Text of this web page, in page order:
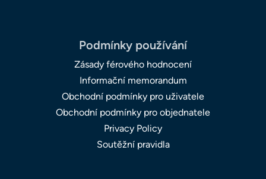
Podmínky používání
Zásady férového hodnocení
Informační memorandum
Obchodní podmínky pro uživatele
Obchodní podmínky pro objednatele
Privacy Policy
Soutěžní pravidla